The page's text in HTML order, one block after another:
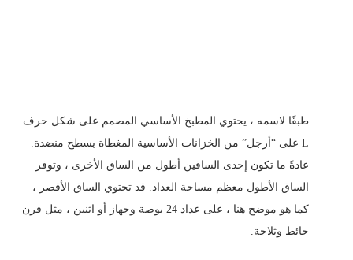
طبقًا لاسمه ، يحتوي المطبخ الأساسي المصمم على شكل حرف
L على “أرجل” من الخزانات الأساسية المغطاة بسطح منضدة.
عادةً ما تكون إحدى الساقين أطول من الساق الأخرى ، وتوفر
الساق الأطول معظم مساحة العداد. قد تحتوي الساق الأقصر ،
كما هو موضح هنا ، على عداد 24 بوصة وجهاز أو اثنين ، مثل فرن
حائط وثلاجة.